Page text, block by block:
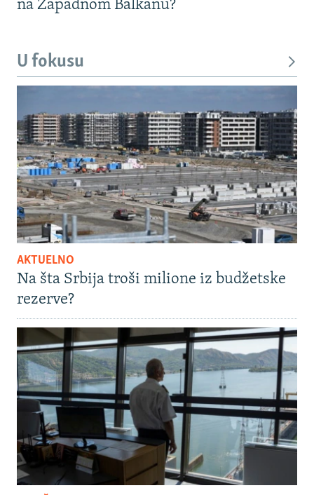
na Zapadnom Balkanu?
U fokusu
AKTUELNO
Na šta Srbija troši milione iz budžetske
rezerve?